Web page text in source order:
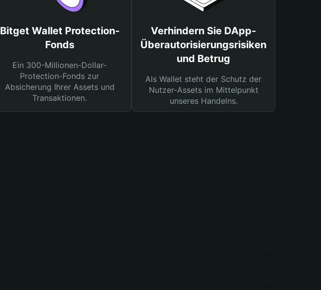
Bitget Wallet Protection-
Fonds
Ein 300-Millionen-Dollar-
Protection-Fonds zur
Absicherung Ihrer Assets und
Transaktionen.
Verhindern Sie DApp-
Überautorisierungsrisiken
und Betrug
Als Wallet steht der Schutz der
Nutzer-Assets im Mittelpunkt
unseres Handelns.